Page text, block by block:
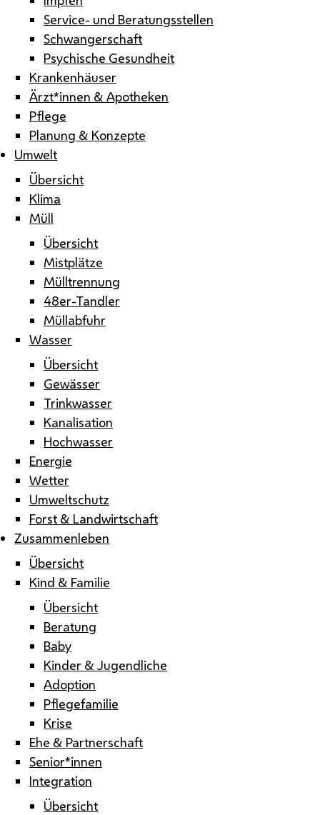
Service- und Beratungsstellen
Schwangerschaft
Psychische Gesundheit
Krankenhäuser
Ärzt*innen & Apotheken
Pflege
Planung & Konzepte
Umwelt
Übersicht
Klima
Müll
Übersicht
Mistplätze
Mülltrennung
48er-Tandler
Müllabfuhr
Wasser
Übersicht
Gewässer
Trinkwasser
Kanalisation
Hochwasser
Energie
Wetter
Umweltschutz
Forst & Landwirtschaft
Zusammenleben
Übersicht
Kind & Familie
Übersicht
Beratung
Baby
Kinder & Jugendliche
Adoption
Pflegefamilie
Krise
Ehe & Partnerschaft
Senior*innen
Integration
Übersicht